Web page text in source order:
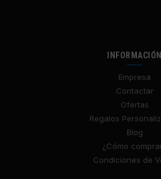
INFORMACIÓN
Empresa
Contactar
Ofertas
Regalos
Blog
¿Cómo
Condiciones de